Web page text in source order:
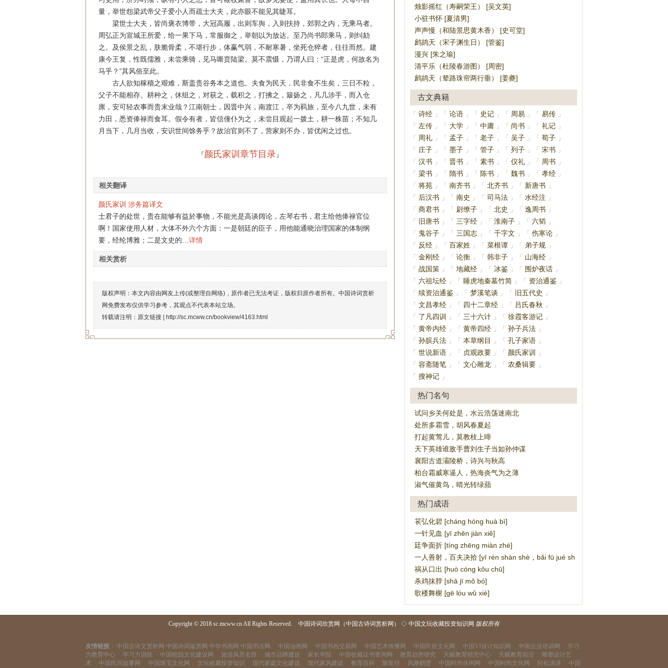
量，举世怨梁武帝父子爱小人而疏士大夫，此亦眼不能见其睫耳。
梁世士大夫，皆尚褒衣博带，大冠高履，出则车舆，入则扶持，郊郭之内，无乘马者。
周弘正为宣城王所爱，给一果下马，常服御之，举朝以为放达。至乃尚书郎乘马，则纠劾
之。及侯景之乱，肤脆骨柔，不堪行步，体赢气弱，不耐寒暑，坐死仓猝者，往往而然。建
康今王复，性既儒雅，未尝乘骑，见马嘶贲陆梁。莫不震慑，乃谓人曰：“正是虎，何故名为
马乎？”其风俗至此。
古人欲知稼穑之艰难，斯盖贵谷务本之道也。夫食为民天，民非食不生矣，三日不粒，
父子不能相存。耕种之，休组之，对获之，载积之，打拂之，簸扬之，凡几涉手，而入仓
廪，安可轻农事而贵末业哉？江南朝士，因晋中兴，南渡江，卒为羁旅，至今八九世，未有
力田，悉资俸禄而食耳。假令有者，皆信僮仆为之，未尝目观起一拨土，耕一株苗；不知几
月当下，几月当收，安识世间馀务乎？故治官则不了，营家则不办，皆优闲之过也。
『颜氏家训章节目录』
相关翻译
颜氏家训 涉务篇译文
士君子的处世，贵在能够有益於事物，不能光是高谈阔论，左琴右书，君主给他俸禄官位
啊！国家使用人材，大体不外六个方面：一是朝廷的臣子，用他能通晓治理国家的体制纲
要，经纶博雅；二是文史的… 详情
相关赏析
版权声明：本文内容由网友上传(或整理自网络)，原作者已无法考证，版权归原作者所有。中国诗词赏析
网免费发布仅供学习参考，其观点不代表本站立场。
转载请注明：原文链接 | http://sc.mcww.cn/bookview/4163.html
烛影摇红（寿嗣荣王） [吴文英]
小驻书怀 [夏清男]
声声慢（和陆景思黄木香） [史可堂]
鹧鸪天（宋子渊生日） [管鉴]
漫兴 [朱之瑜]
清平乐（杜陵春游图） [周密]
鹧鸪天（辇路珠帘两行垂） [姜夔]
古文典籍
「 诗经 」 「 论语 」 「 史记 」 「 周易 」 「 易传 」
「
左传 」 「 大学 」 「 中庸 」 「 尚书 」 「 礼记 」
「
周礼 」 「 孟子 」 「 老子 」 「 吴子 」 「 荀子 」
「
庄子 」 「 墨子 」 「 管子 」 「 列子 」 「 宋书
」
「 汉书 」 「 晋书 」 「 素书 」 「 仪礼 」 「 周书
」
「 梁书 」 「 隋书 」 「 陈书 」 「 魏书 」 「 孝经 」
「 将苑 」 「 南齐书 」 「 北齐书 」 「 新唐书
」
「
后汉书 」 「 南史 」 「 司马法 」 「 水经注
」
「 商君书 」 「 尉缭子 」 「 北史 」 「 逸周书
」
「
旧唐书 」 「 三字经 」 「 淮南子 」 「 六韬 」
「
鬼谷子 」 「 三国志 」 「 千字文 」 「 伤寒论 」
「
反经 」 「 百家姓 」 「 菜根谭 」 「 弟子规 」
「 金刚经 」 「 论衡 」 「 韩非子 」 「 山海经 」
「 战国策 」 「 地藏经 」 「 冰鉴 」 「 围炉夜话 」
「 六祖坛经 」 「 睡虎地秦墓竹简 」 「 资治通鉴 」
「 续资治通鉴 」 「 梦溪笔谈 」 「 旧五代史
」
「 文昌孝经 」 「 四十二章经 」 「 吕氏春秋
」
「
了凡四训 」 「 三十六计 」 「 徐霞客游记 」
「 黄帝内经 」 「 黄帝四经 」 「 孙子兵法 」
「 孙膑兵法 」 「 本草纲目 」 「 孔子家语 」
「 世说新语 」 「 贞观政要 」 「 颜氏家训
」
「 容斋随笔 」 「 文心雕龙 」 「 农桑辑要 」
「 搜神记 」
热门名句
试问乡关何处是，水云浩荡迷南北
处所多霜雪，胡风春夏起
打起黄莺儿，莫教枝上啼
天下英雄谁敌手曹刘生子当如孙仲谋
襄阳古道灞陵桥，诗兴与秋高
柏台霜威寒逼人，热海炎气为之薄
淑气催黄鸟，晴光转绿蘋
热门成语
苌弘化碧 [cháng hóng huà bì]
一针见血 [yī zhēn jiàn xiě]
廷争面折 [tíng zhēng miàn zhé]
一人善射，百夫决拾 [yī rén shàn shè，bǎi fū jué shí]
祸从口出 [huò cóng kǒu chū]
杀鸡抹脖 [shā jī mǒ bó]
歌楼舞榭 [gē lóu wǔ xiè]
Copyright © 2018 sc.mcww.cn All Rights Reserved. 中国诗词欣赏网（中国古诗词赏析网） ◇ 中国文玩收藏投资知识网 版权所有
友情链接 ： 中国古诗文赏析网 中国诗词鉴赏网 中华书画网 中国书法网 中国油画网 中国书画交易网 中国艺术传播网 中国民俗文化网 中国VI设计知识网 中国企业培训网
学习
力教育中心
学习力训练 中国校园文化建设网 旅游风景名胜 城市品牌建设 家长学院 中国收藏证书查询网 教育趋势研究 天赋教育研究中心 天赋教育前沿
雕塑设计艺
术
中国民间故事网 中国珠宝文化网 文玩收藏投资知识 现代家庭文化建设 现代家风建设 教育百科 致富经 风雅鹤壁 中国时尚休闲网 中国时尚文化网 轻松演讲 中国